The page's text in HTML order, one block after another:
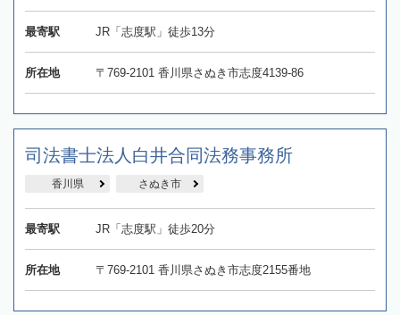
最寄駅 JR「志度駅」徒歩13分
所在地 〒769-2101 香川県さぬき市志度4139-86
司法書士法人白井合同法務事務所
香川県 さぬき市
最寄駅 JR「志度駅」徒歩20分
所在地 〒769-2101 香川県さぬき市志度2155番地